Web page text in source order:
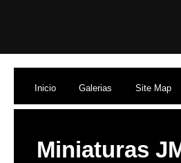
Inicio Galerias Site Map
Miniaturas